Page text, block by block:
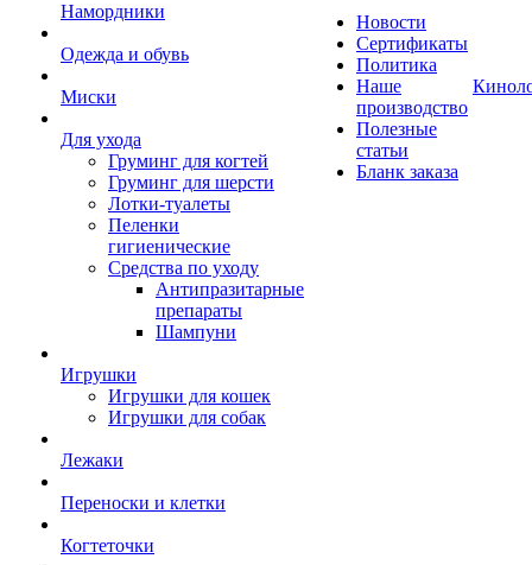
Намордники
Одежда и обувь
Миски
Для ухода
Груминг для когтей
Груминг для шерсти
Лотки-туалеты
Пеленки
гигиенические
Средства по уходу
Антипразитарные
препараты
Шампуни
Игрушки
Игрушки для кошек
Игрушки для собак
Лежаки
Переноски и клетки
Когтеточки
Новости
Сертификаты
Политика
Наше
производство
Полезные
статьи
Бланк заказа